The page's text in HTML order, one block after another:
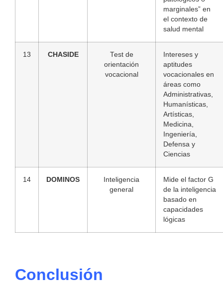
marginales” en
el contexto de
salud mental
13 CHASIDE
Test de
orientación
vocacional
Intereses y
aptitudes
vocacionales en
áreas como
Administrativas,
Humanísticas,
Artísticas,
Medicina,
Ingeniería,
Defensa y
Ciencias
14 DOMINOS
Inteligencia
general
Mide el factor G
de la inteligencia
basado en
capacidades
lógicas
Conclusión